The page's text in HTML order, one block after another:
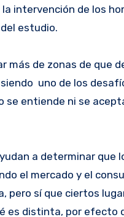
intervención de los
estudio.
más de zonas de que
uno de los
se entiende ni se
a determinar que
el mercado y el
pero sí que ciertos
es distinta, por efecto